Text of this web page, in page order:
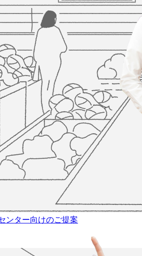
ンター向けのご提案